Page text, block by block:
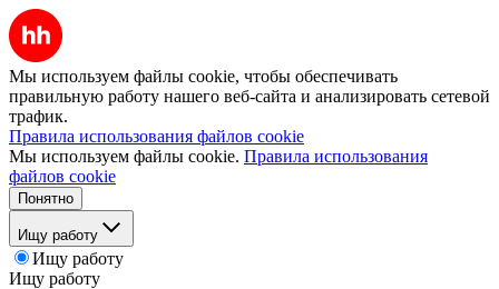
Мы используем файлы cookie, чтобы обеспечивать
правильную работу нашего веб-сайта и анализировать сетевой
трафик.
Правила использования файлов cookie
Мы используем файлы cookie. Правила использования
файлов cookie
Понятно
Ищу работу
Ищу работу
Ищу работу